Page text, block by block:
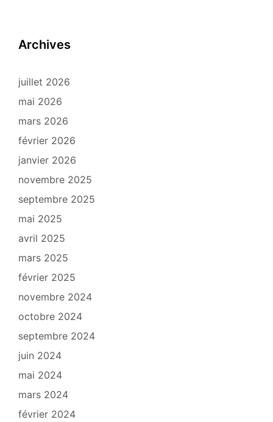
Archives
juillet 2026
mai 2026
mars 2026
février 2026
janvier 2026
novembre 2025
septembre 2025
mai 2025
avril 2025
mars 2025
février 2025
novembre 2024
octobre 2024
septembre 2024
juin 2024
mai 2024
mars 2024
février 2024